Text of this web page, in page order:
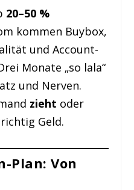
20–50 %
kommen Buybox,
und Account-
Monate „so lala“
und Nerven.
zieht oder
Geld.
Plan: Von